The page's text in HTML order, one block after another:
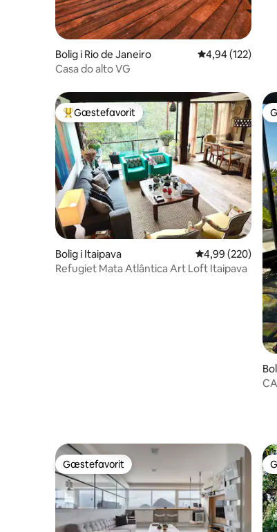
Bolig i Rio de Janeiro 4,94 ud af 5 i
4,94 (122)
Casa do alto VG
Bedste gæstefavorit
Gæstefavorit
Bolig i Itaipava 4,99 ud af 5 i
4,99 (220)
Refugiet Mata Atlântica Art Loft Itaipava
Gæstefavorit
Gæstefavorit